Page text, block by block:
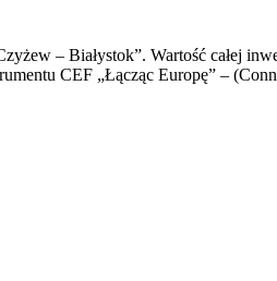
– Białystok”. Wartość całej
CEF „Łącząc Europę” –